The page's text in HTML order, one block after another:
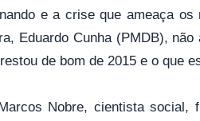
e a crise que ameaça
Eduardo Cunha (PMDB),
de bom de 2015 e o que
Nobre, cientista social,